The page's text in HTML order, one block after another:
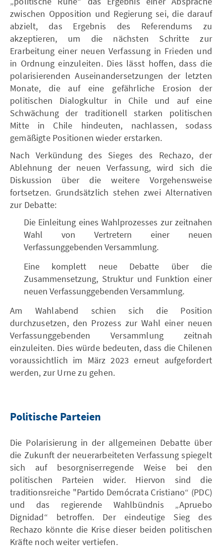
zwischen Opposition und Regierung sei, die darauf
abzielt, das Ergebnis des Referendums zu
akzeptieren, um die nächsten Schritte zur
Erarbeitung einer neuen Verfassung in Frieden und
in Ordnung einzuleiten. Dies lässt hoffen, dass die
polarisierenden Auseinandersetzungen der letzten
Monate, die auf eine gefährliche Erosion der
politischen Dialogkultur in Chile und auf eine
Schwächung der traditionell starken politischen
Mitte in Chile hindeuten, nachlassen, sodass
gemäßigte Positionen wieder erstarken.
Nach Verkündung des Sieges des Rechazo, der
Ablehnung der neuen Verfassung, wird sich die
Diskussion über die weitere Vorgehensweise
fortsetzen. Grundsätzlich stehen zwei Alternativen
zur Debatte:
Die Einleitung eines Wahlprozesses zur zeitnahen
Wahl von Vertretern einer neuen
Verfassunggebenden Versammlung.
Eine komplett neue Debatte über die
Zusammensetzung, Struktur und Funktion einer
neuen Verfassunggebenden Versammlung.
Am Wahlabend schien sich die Position
durchzusetzen, den Prozess zur Wahl einer neuen
Verfassunggebenden Versammlung zeitnah
einzuleiten. Dies würde bedeuten, dass die Chilenen
voraussichtlich im März 2023 erneut aufgefordert
werden, zur Urne zu gehen.
Politische Parteien
Die Polarisierung in der allgemeinen Debatte über
die Zukunft der neuerarbeiteten Verfassung spiegelt
sich auf besorgniserregende Weise bei den
politischen Parteien wider. Hiervon sind die
traditionsreiche "Partido Demócrata Cristiano“ (PDC)
und das regierende Wahlbündnis „Apruebo
Dignidad“ betroffen. Der eindeutige Sieg des
Rechazo könnte die Krise dieser beiden politischen
Kräfte noch weiter vertiefen.